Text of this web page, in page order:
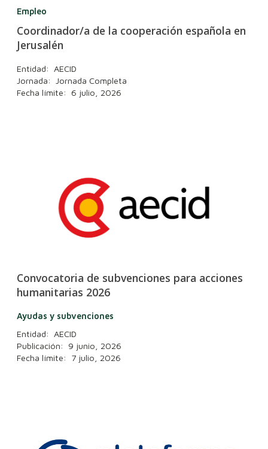
Empleo
Coordinador/a de la cooperación española en
Jerusalén
Entidad: AECID
Jornada: Jornada Completa
Fecha límite: 6 julio, 2026
Convocatoria de subvenciones para acciones
humanitarias 2026
Ayudas y subvenciones
Entidad: AECID
Publicación: 9 junio, 2026
Fecha límite: 7 julio, 2026